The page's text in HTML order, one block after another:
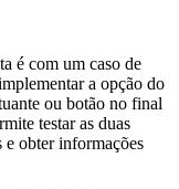
é com um caso de
a opção do
ou botão no final
testar as duas
e obter informações